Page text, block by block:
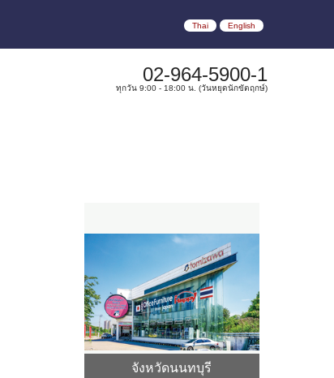
Thai English
02-964-5900-1
ทุกวัน 9:00 - 18:00 น. (วันหยุดนักขัตฤกษ์)
จังหวัดนนทบุรี